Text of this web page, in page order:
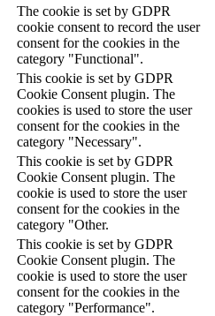
The cookie is set by GDPR
cookie consent to record the user
consent for the cookies in the
category "Functional".
This cookie is set by GDPR
Cookie Consent plugin. The
cookies is used to store the user
consent for the cookies in the
category "Necessary".
This cookie is set by GDPR
Cookie Consent plugin. The
cookie is used to store the user
consent for the cookies in the
category "Other.
This cookie is set by GDPR
Cookie Consent plugin. The
cookie is used to store the user
consent for the cookies in the
category "Performance".